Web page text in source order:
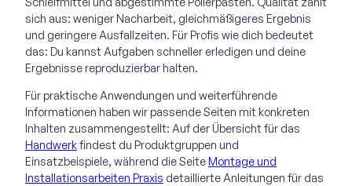
sich aus: weniger Nacharbeit, gleichmäßigeres Ergebnis
und geringere Ausfallzeiten. Für Profis wie dich bedeutet
das: Du kannst Aufgaben schneller erledigen und deine
Ergebnisse reproduzierbar halten.
Für praktische Anwendungen und weiterführende
Informationen haben wir passende Seiten mit konkreten
Inhalten zusammengestellt: Auf der Übersicht für das
Handwerkfindest du Produktgruppen und
Einsatzbeispiele, während die SeiteMontage und
Installationsarbeiten Praxis detaillierte Anleitungen für das